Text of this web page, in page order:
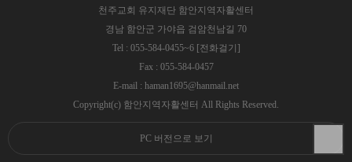
천주교회 유지재단 함안지역자활센터
경남 함안군 가야읍 검암천남길 70
Tel : 055-584-0455~6 [전화걸기]
Fax : 055-584-0457
E-mail : haman1695@hanmail.net
Copyright(c) 함안지역자활센터 All Rights Reserved.
PC 버전으로 보기